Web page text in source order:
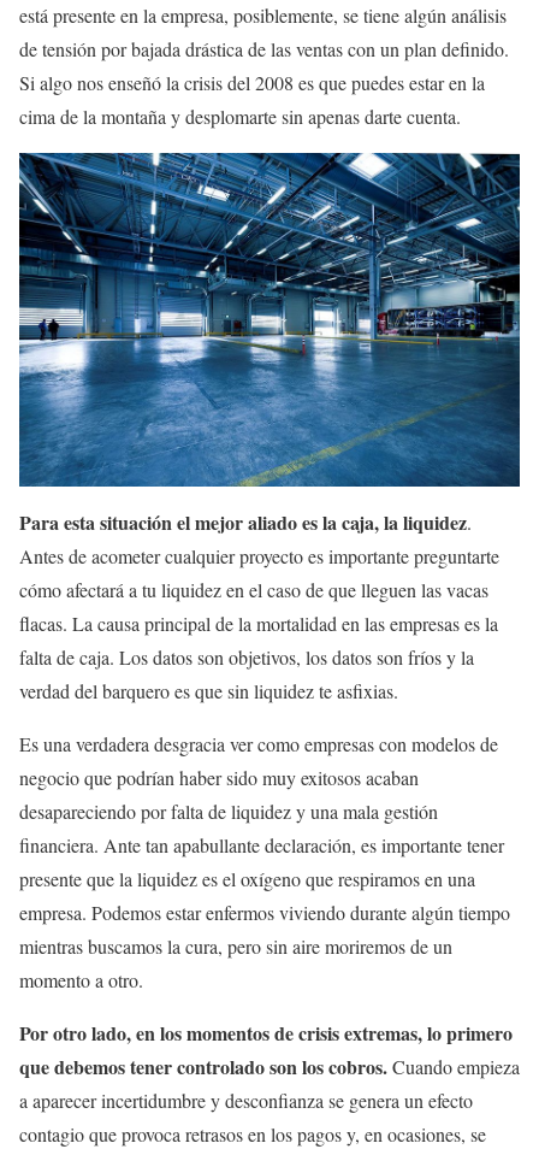
está presente en la empresa, posiblemente, se tiene algún análisis
de tensión por bajada drástica de las ventas con un plan definido.
Si algo nos enseñó la crisis del 2008 es que puedes estar en la
cima de la montaña y desplomarte sin apenas darte cuenta.
Para esta situación el mejor aliado es la caja, la liquidez.
Antes de acometer cualquier proyecto es importante preguntarte
cómo afectará a tu liquidez en el caso de que lleguen las vacas
flacas. La causa principal de la mortalidad en las empresas es la
falta de caja. Los datos son objetivos, los datos son fríos y la
verdad del barquero es que sin liquidez te asfixias.
Es una verdadera desgracia ver como empresas con modelos de
negocio que podrían haber sido muy exitosos acaban
desapareciendo por falta de liquidez y una mala gestión
financiera. Ante tan apabullante declaración, es importante tener
presente que la liquidez es el oxígeno que respiramos en una
empresa. Podemos estar enfermos viviendo durante algún tiempo
mientras buscamos la cura, pero sin aire moriremos de un
momento a otro.
Por otro lado, en los momentos de crisis extremas, lo primero
que debemos tener controlado son los cobros.Cuando empieza
a aparecer incertidumbre y desconfianza se genera un efecto
contagio que provoca retrasos en los pagos y, en ocasiones, se